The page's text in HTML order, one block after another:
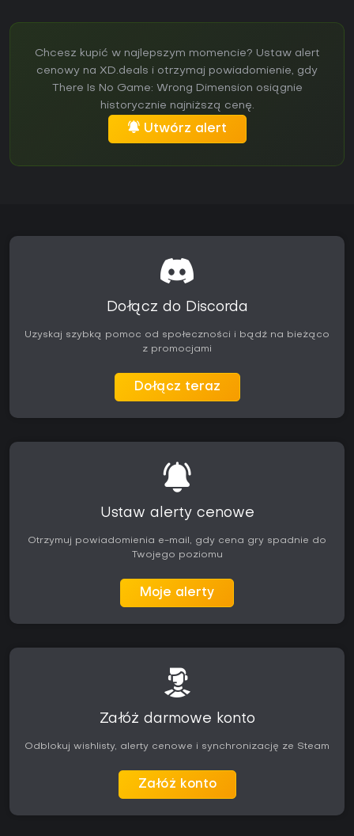
Chcesz kupić w najlepszym momencie? Ustaw alert
cenowy na XD.deals i otrzymaj powiadomienie, gdy
There Is No Game: Wrong Dimension osiągnie
historycznie najniższą cenę.
Utwórz alert
Dołącz do Discorda
Uzyskaj szybką pomoc od społeczności i bądź na bieżąco
z promocjami
Dołącz teraz
Ustaw alerty cenowe
Otrzymuj powiadomienia e-mail, gdy cena gry spadnie do
Twojego poziomu
Moje alerty
Załóż darmowe konto
Odblokuj wishlisty, alerty cenowe i synchronizację ze Steam
Załóż konto